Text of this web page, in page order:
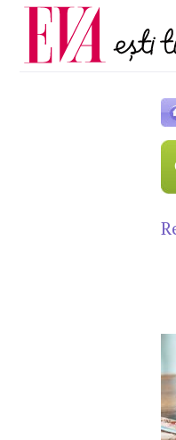
Carieră
Actualitate